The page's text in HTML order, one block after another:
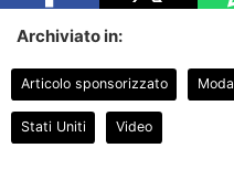
Archiviato in:
Articolo sponsorizzato Moda
Stati Uniti Video